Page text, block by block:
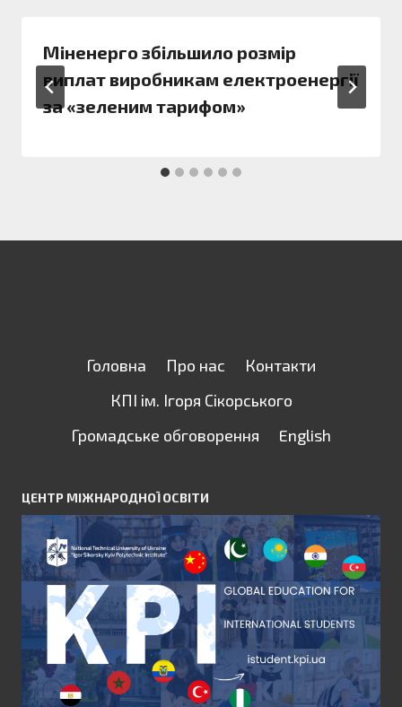
Міненерго збільшило розмір
виплат виробникам електроенергії
за «зеленим тарифом»
Головна Про нас
Контакти
КПІ ім. Ігоря Сікорського
Громадське обговорення
English
ЦЕНТР МІЖНАРОДНОЇ ОСВІТИ